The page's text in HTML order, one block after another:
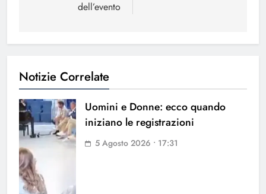
dell’evento
Notizie Correlate
Uomini e Donne: ecco quando
iniziano le registrazioni
5 Agosto 2026 • 17:31